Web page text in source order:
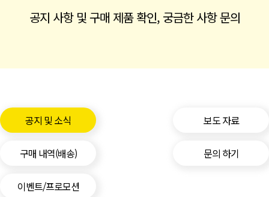
공지 사항 및 구매 제품 확인, 궁금한 사항 문의
공지 및 소식 보도 자료
구매 내역(배송) 문의 하기
이벤트/프로모션